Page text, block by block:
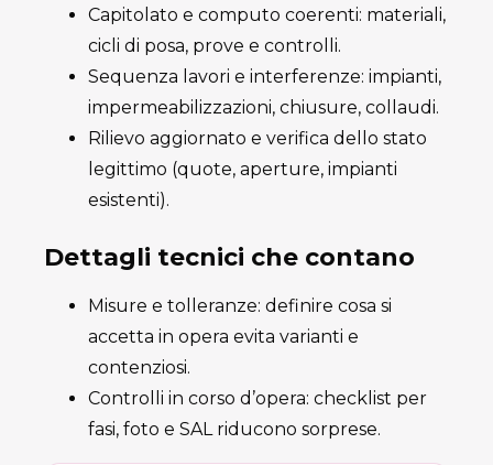
Capitolato e computo coerenti: materiali,
cicli di posa, prove e controlli.
Sequenza lavori e interferenze: impianti,
impermeabilizzazioni, chiusure, collaudi.
Rilievo aggiornato e verifica dello stato
legittimo (quote, aperture, impianti
esistenti).
Dettagli tecnici che contano
Misure e tolleranze: definire cosa si
accetta in opera evita varianti e
contenziosi.
Controlli in corso d’opera: checklist per
fasi, foto e SAL riducono sorprese.